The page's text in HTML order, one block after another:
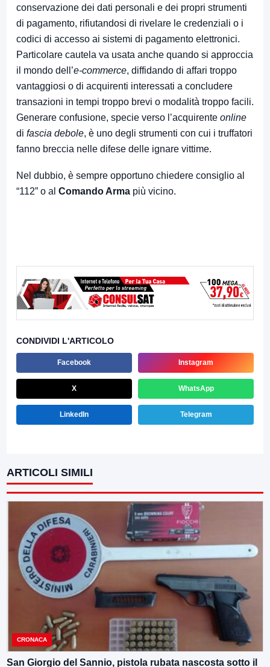
conservazione dei dati personali e dei propri strumenti
di pagamento, rifiutandosi di rivelare le credenziali o i
codici di accesso ai sistemi di pagamento elettronici.
Particolare cautela va usata anche quando si approccia
il mondo dell’e-commerce, diffidando di affari troppo
vantaggiosi o di acquirenti interessati a concludere
transazioni in tempi troppo brevi o modalità troppo facili.
Generare confusione, specie verso l’acquirente online
di fascia debole, è uno degli strumenti con cui i truffatori
fanno breccia nelle difese delle ignare vittime.
Nel dubbio, è sempre opportuno chiedere consiglio al
“112” o al Comando Arma più vicino.
CONDIVIDI L'ARTICOLO
Facebook Instagram
X WhatsApp
LinkedIn Telegram
ARTICOLI SIMILI
CRONACA
San Giorgio del Sannio, pistola rubata nascosta sotto il